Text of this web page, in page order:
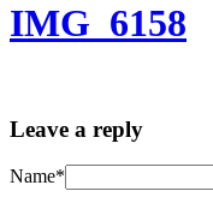
IMG_6158
Leave a reply
Name*